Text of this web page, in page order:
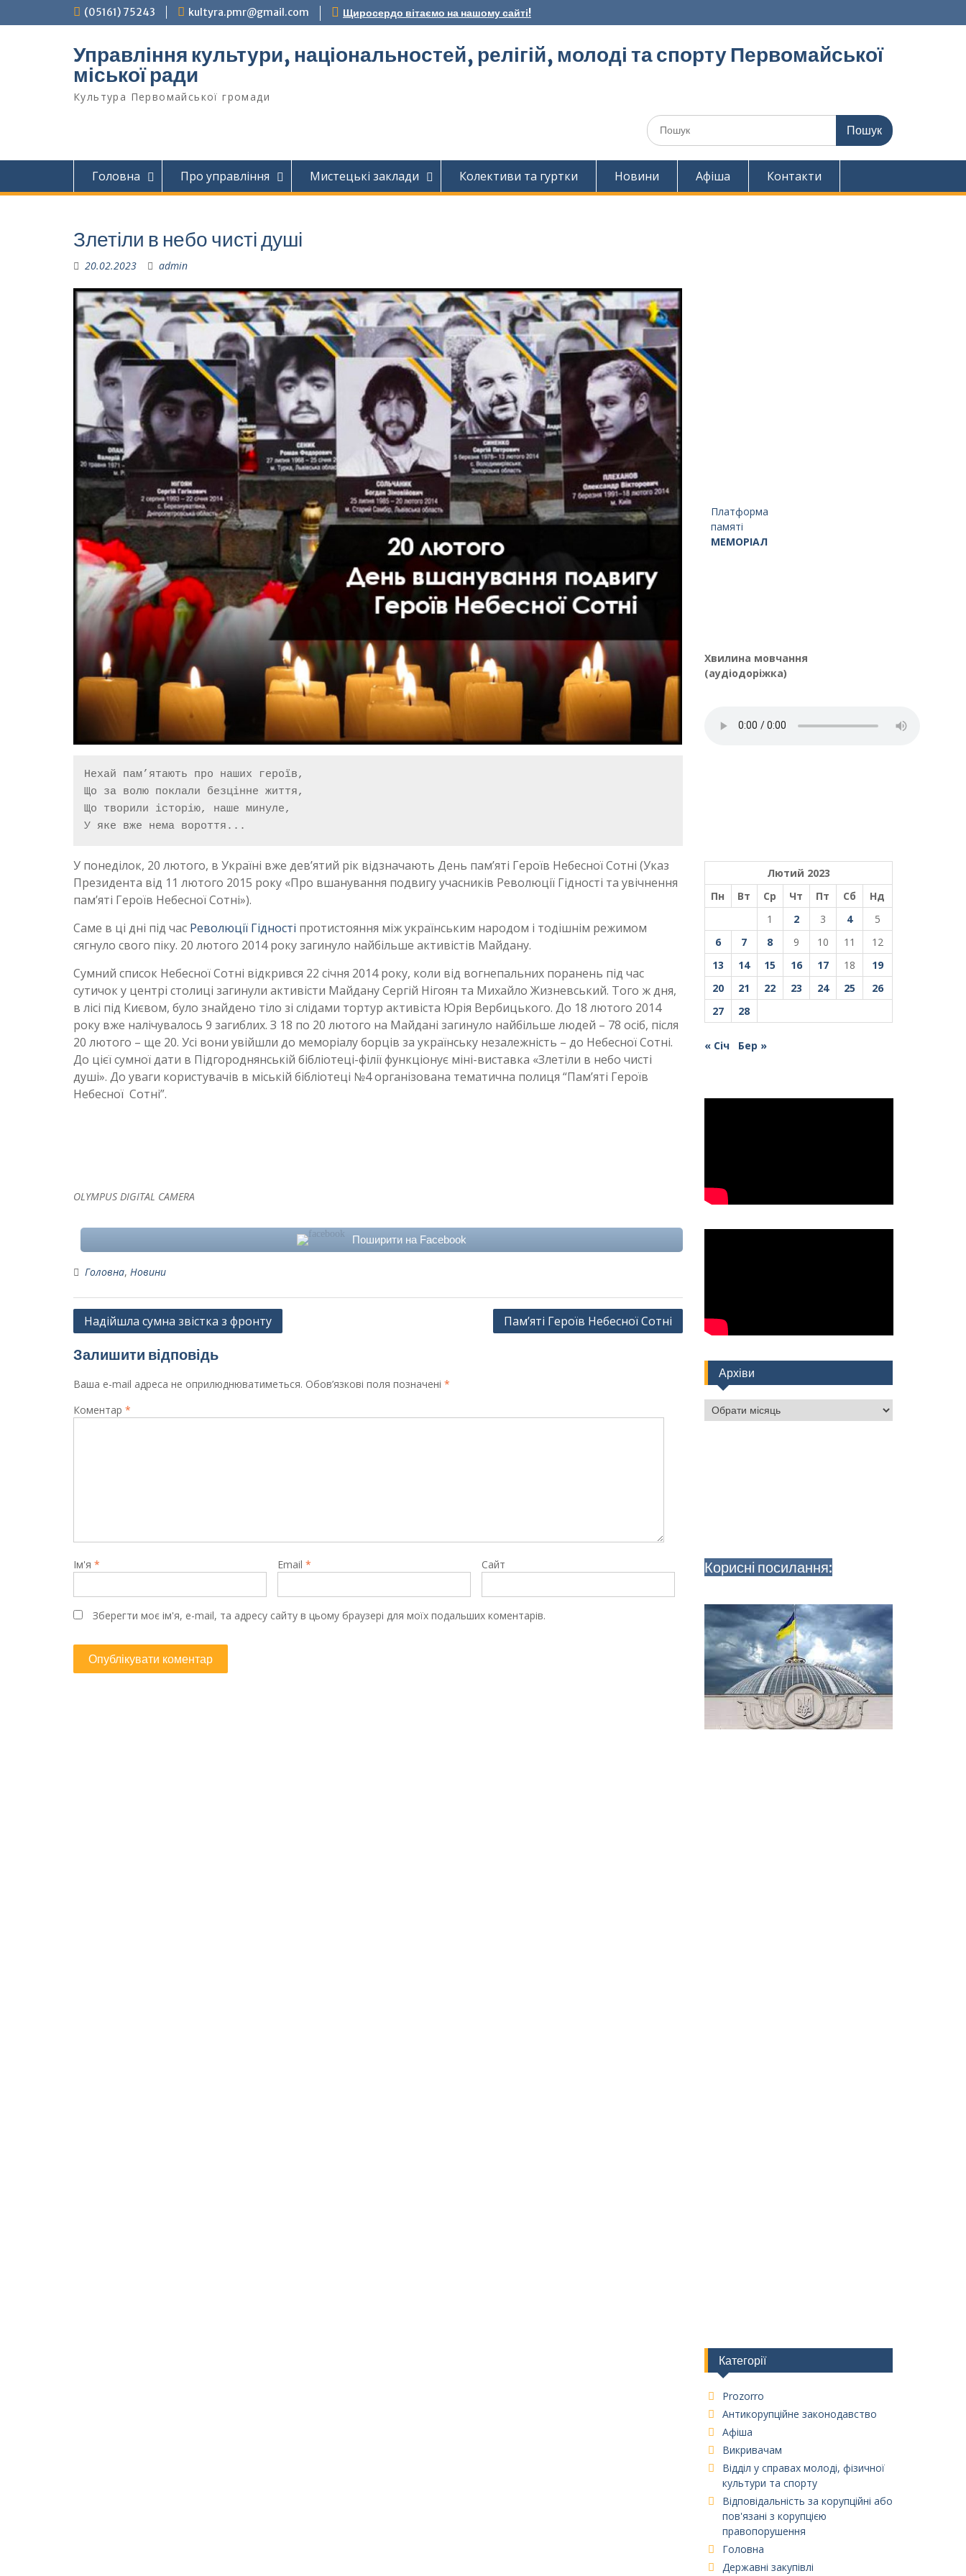
до
(05161) 75243 kultyra.pmr@gmail.com Щиросердо вітаємо на нашому сайті!
Управління культури, національностей, релігій, молоді та спорту Первомайської
міської ради
Культура Первомайcької громади
Шукати:
Головна Про управління Мистецькі заклади Колективи та гуртки Новини Афіша Контакти
Злетіли в небо чисті душі
20.02.2023 admin
Нехай пам’ятають про наших героїв,
Що за волю поклали безцінне життя,
Що творили історію, наше минуле,
У яке вже нема вороття...
У понеділок, 20 лютого, в Україні вже дев’ятий рік відзначають День пам’яті Героїв Небесної Сотні (Указ
Президента від 11 лютого 2015 року «Про вшанування подвигу учасників Революції Гідності та увічнення
пам’яті Героїв Небесної Сотні»).
Саме в ці дні під час Революції Гідності протистояння між українським народом і тодішнім режимом
сягнуло свого піку. 20 лютого 2014 року загинуло найбільше активістів Майдану.
Сумний список Небесної Сотні відкрився 22 січня 2014 року, коли від вогнепальних поранень під час
сутичок у центрі столиці загинули активісти Майдану Сергій Нігоян та Михайло Жизневський. Того ж дня,
в лісі під Києвом, було знайдено тіло зі слідами тортур активіста Юрія Вербицького. До 18 лютого 2014
року вже налічувалось 9 загиблих. З 18 по 20 лютого на Майдані загинуло найбільше людей – 78 осіб, після
20 лютого – ще 20. Усі вони увійшли до меморіалу борців за українську незалежність – до Небесної Сотні.
До цієї сумної дати в Підгороднянській бібліотеці-філії функціонує міні-виставка «Злетіли в небо чисті
душі». До уваги користувачів в міській бібліотеці №4 організована тематична полиця “Пам’яті Героїв
Небесної Сотні”.
OLYMPUS DIGITAL CAMERA
Поширити на Facebook
Головна, Новини
Навігація
Надійшла сумна звістка з фронту Пам’яті Героїв Небесної Сотні
Залишити відповідь
Ваша e-mail адреса не оприлюднюватиметься. Обов’язкові поля позначені *
Коментар *
Ім'я * Email * Сайт
Зберегти моє ім'я, e-mail, та адресу сайту в цьому браузері для моїх подальших коментарів.
Платформа
памяті
МЕМОРІАЛ
Хвилина мовчання
(аудіодоріжка)
Лютий 2023
Пн
Вт Ср Чт Пт Сб
Нд
1
2 3 4
5
6
7 8 9 10 11
12
13
14 15 16 17 18
19
20
21 22 23 24 25
26
27
28
« Січ Бер »
Архіви
Архіви
Корисні посилання:
Категорії
Prozorro
Антикорупційне законодавство
Афіша
Викривачам
Відділ у справах молоді, фізичної
культури та спорту
Відповідальність за корупційні або
пов'язані з корупцією
правопорушення
Головна
Державні закупівлі